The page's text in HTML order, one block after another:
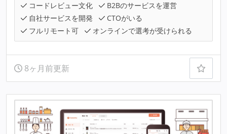
コードレビュー文化
B2Bのサービスを運営
自社サービスを開発
CTOがいる
フルリモート可
オンラインで選考が受けられる
8ヶ月前更新